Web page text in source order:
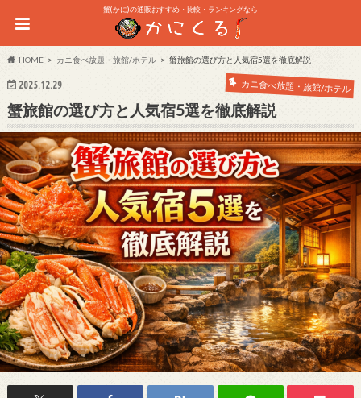
蟹(かに)の通販おすすめ・比較・ランキングなら
HOME カニ食べ放題・旅館/ホテル 蟹旅館の選び方と人気宿5選を徹底解説
2025.12.29 カニ食べ放題・旅館/ホテル
蟹旅館の選び方と人気宿5選を徹底解説